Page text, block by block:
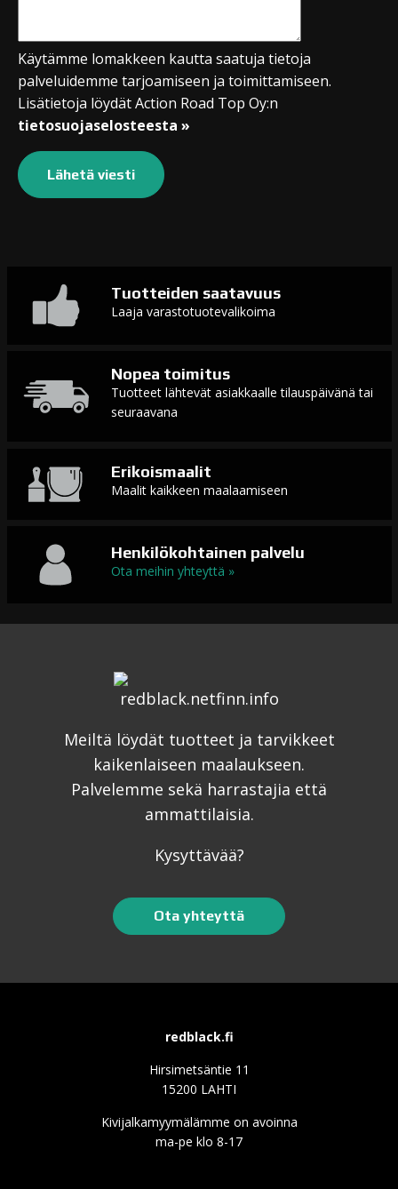
Käytämme lomakkeen kautta saatuja tietoja
palveluidemme tarjoamiseen ja toimittamiseen.
Lisätietoja löydät Action Road Top Oy:n
tietosuojaselosteesta »
Tuotteiden saatavuus
Laaja varastotuotevalikoima
Nopea toimitus
Tuotteet lähtevät asiakkaalle tilauspäivänä tai
seuraavana
Erikoismaalit
Maalit kaikkeen maalaamiseen
Henkilökohtainen palvelu
Ota meihin yhteyttä »
Meiltä löydät tuotteet ja tarvikkeet
kaikenlaiseen maalaukseen.
Palvelemme sekä harrastajia että
ammattilaisia.
Kysyttävää?
Ota yhteyttä
redblack.fi
Hirsimetsäntie 11
15200 LAHTI
Kivijalkamyymälämme on avoinna
ma-pe klo 8-17